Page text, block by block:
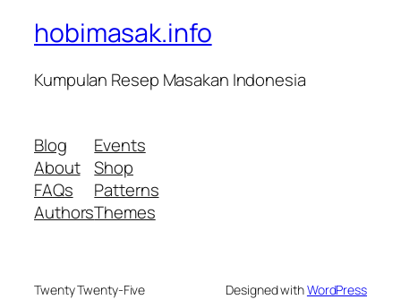
hobimasak.info
Kumpulan Resep Masakan Indonesia
Blog
About
FAQs
Authors
Events
Shop
Patterns
Themes
Twenty Twenty-Five Designed withWordPress